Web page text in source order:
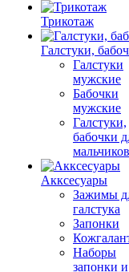
Трикотаж
Галстуки,
Галстуки
мужские
Бабочки
мужские
Галстуки,
бабочки
мальчиков
Акксесуары
Зажимы
галстука
Запонки
Наборы
запонки и